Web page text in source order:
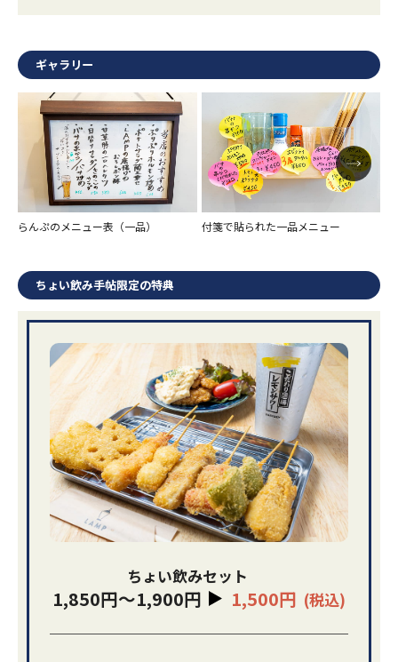
ギャラリー
らんぷのメニュー表（一品） 付箋で貼られた一品メニュー
ちょい飲み手帖限定の特典
ちょい飲みセット
1,850円～1,900円 1,500円 (税込)